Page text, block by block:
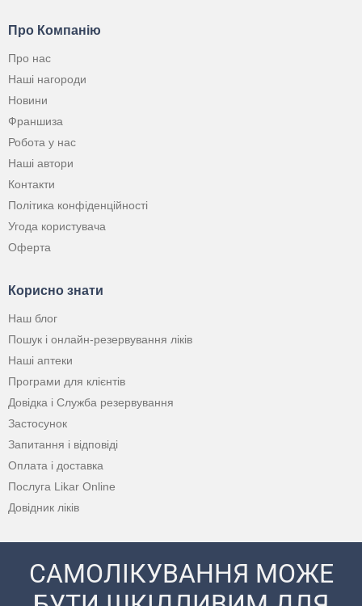
Про Компанію
Про нас
Наші нагороди
Новини
Франшиза
Робота у нас
Наші автори
Контакти
Політика конфіденційності
Угода користувача
Оферта
Корисно знати
Наш блог
Пошук і онлайн-резервування ліків
Наші аптеки
Програми для клієнтів
Довідка і Служба резервування
Застосунок
Запитання і відповіді
Оплата і доставка
Послуга Likar Online
Довідник ліків
САМОЛІКУВАННЯ МОЖЕ